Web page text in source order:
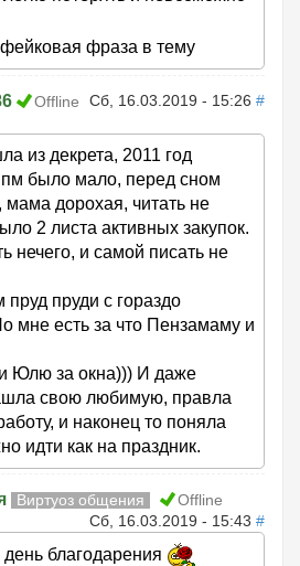
фраза в тему
Offline Сб, 16.03.2019 - 15:26 #
из декрета, 2011 год
было мало, перед сном
дорохая, читать не
2 листа активных закупок.
нечего, и самой писать не
пруд пруди с гораздо
мне есть за что Пензамаму и
Юлю за окна))) И даже
свою любимую, правла
и наконец то поняла
идти как на праздник.
Виртуоз общения
Offline
Сб, 16.03.2019 - 15:43 #
благодарения